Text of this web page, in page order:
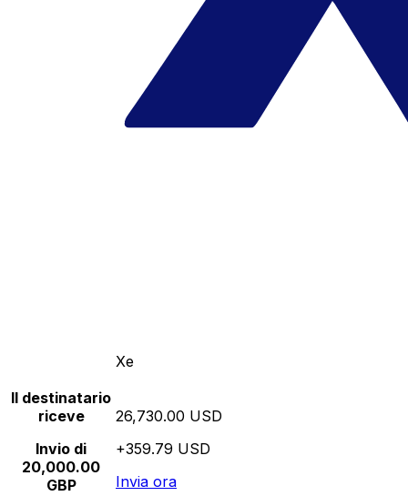
Xe
Il destinatario
riceve
Invio di
20,000.00
GBP
26,730.00 USD
+359.79 USD
Invia ora